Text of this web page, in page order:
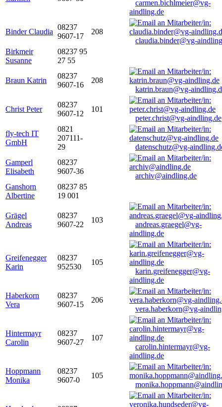
carmen.bichlmeier@vg-
aindling.de
Binder Claudia
08237
9607-17
208
claudia.binder@vg-
Birkmeir
Susanne
08237 95
27 55
Braun Katrin
08237
9607-16
208
katrin.braun@vg-
Christ Peter
08237
9607-12
101
peter.christ@vg-aindling.de
fly-tech IT
GmbH
0821
207111-
29
datenschutz@vg-
Gamperl
Elisabeth
08237
9607-36
archiv@aindling.de
Ganshorn
Albertine
08237 85
19 001
Grägel
Andreas
08237
9607-22
103
andreas.graegel@vg-
aindling.de
Greifenegger
Karin
08237
952530
105
karin.greifenegger@vg-
aindling.de
Haberkorn
Vera
08237
9607-15
206
vera.haberkorn@vg-
Hintermayr
Carolin
08237
9607-27
107
carolin.hintermayr@vg-
aindling.de
Hoppmann
Monika
08237
9607-0
105